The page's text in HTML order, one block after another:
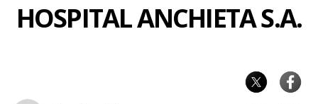
HOSPITAL ANCHIETA S.A.